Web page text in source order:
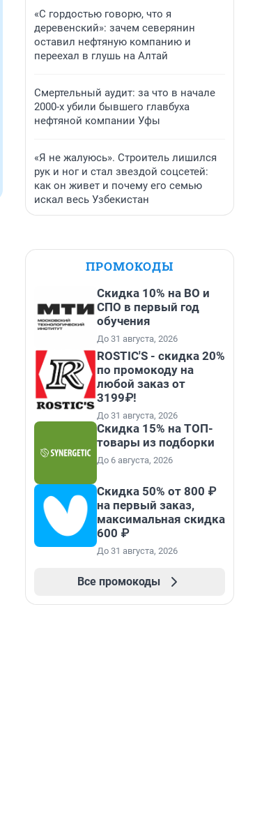
«С гордостью говорю, что я
деревенский»: зачем северянин
оставил нефтяную компанию и
переехал в глушь на Алтай
Смертельный аудит: за что в начале
2000-х убили бывшего главбуха
нефтяной компании Уфы
«Я не жалуюсь». Строитель лишился
рук и ног и стал звездой соцсетей:
как он живет и почему его семью
искал весь Узбекистан
ПРОМОКОДЫ
Скидка 10% на ВО и
СПО в первый год
обучения
До 31 августа, 2026
ROSTIC'S - скидка 20%
по промокоду на
любой заказ от
3199₽!
До 31 августа, 2026
Скидка 15% на ТОП-
товары из подборки
До 6 августа, 2026
Скидка 50% от 800 ₽
на первый заказ,
максимальная скидка
600 ₽
До 31 августа, 2026
Все промокоды